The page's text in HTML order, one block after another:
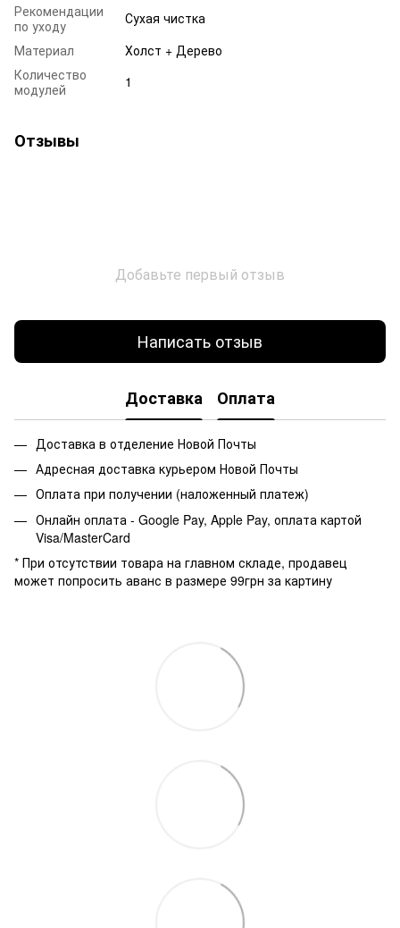
Рекомендации
по уходу
Сухая чистка
Материал
Холст + Дерево
Количество
модулей
1
Отзывы
Добавьте первый отзыв
Написать отзыв
Доставка Оплата
Доставка в отделение Новой Почты
Адресная доставка курьером Новой Почты
Оплата при получении (наложенный платеж)
Онлайн оплата - Google Pay, Apple Pay, оплата картой
Visa/MasterCard
* При отсутствии товара на главном складе, продавец
может попросить аванс в размере 99грн за картину